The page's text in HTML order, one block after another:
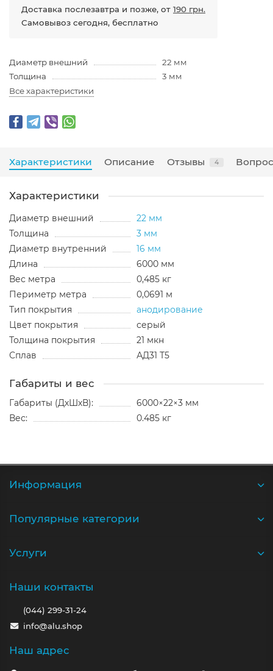
Доставка послезавтра и позже, от 190 грн.
Самовывоз сегодня, бесплатно
Диаметр внешний
22 мм
Толщина
3 мм
Все характеристики
Характеристики Описание Отзывы 4
Характеристики
Диаметр внешний
22 мм
Толщина
3 мм
Диаметр внутренний
16 мм
Длина
6000 мм
Вес метра
0,485 кг
Периметр метра
0,0691 м
Тип покрытия
анодирование
Цвет покрытия
серый
Толщина покрытия
21 мкн
Сплав
АД31 Т5
Габариты и вес
Габариты (ДхШхВ):
6000×22×3 мм
Вес:
0.485 кг
Информация
Популярные категории
Услуги
Наши контакты
(044) 299-31-24
info@alu.shop
Наш адрес